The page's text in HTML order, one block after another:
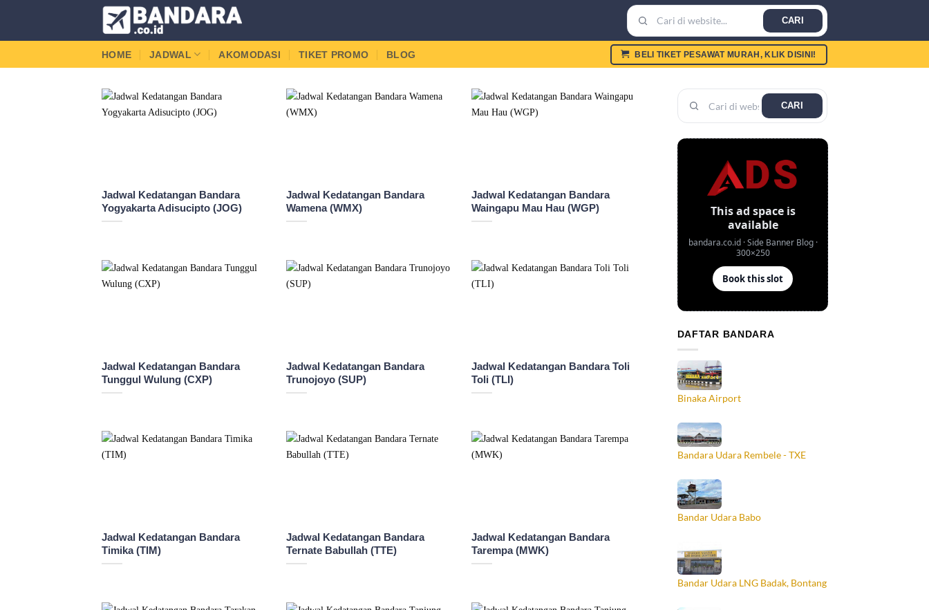
content
CARI
HOME JADWAL AKOMODASI TIKET PROMO BLOG BELI TIKET PESAWAT MURAH, KLIK DISINI!
Jadwal Kedatangan Bandara
Yogyakarta Adisucipto (JOG)
Jadwal Kedatangan Bandara
Wamena (WMX)
Jadwal Kedatangan Bandara
Waingapu Mau Hau (WGP)
Jadwal Kedatangan Bandara
Tunggul Wulung (CXP)
Jadwal Kedatangan Bandara
Trunojoyo (SUP)
Jadwal Kedatangan Bandara Toli
Toli (TLI)
Jadwal Kedatangan Bandara
Timika (TIM)
Jadwal Kedatangan Bandara
Ternate Babullah (TTE)
Jadwal Kedatangan Bandara
Tarempa (MWK)
CARI
DAFTAR BANDARA
Binaka Airport
Bandara Udara Rembele - TXE
Bandar Udara Babo
Bandar Udara LNG Badak, Bontang